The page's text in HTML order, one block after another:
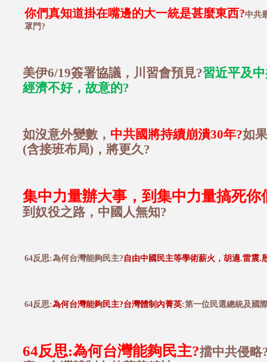
你們真知道掛在嘴邊的大一統是甚麼東西?中共
罩門?
美伊6/19簽署協議，川習會預見?習近平及
經濟不好，故意的?
如沒意外變數， 中共國將持續崩潰30年?如
(含接班布局)，將更久?
集中力量辦大事，到集中力量搞死你
到奴役之路，中國人無知?
64反思:為何台灣能夠民主? 自由中國民主等學術薪火，胡適.雷震.
64反思:為何台灣能夠民主?台灣體制內菁英:第一位民選總統及國
64反思:為何台灣能夠民主?擋中共侵略